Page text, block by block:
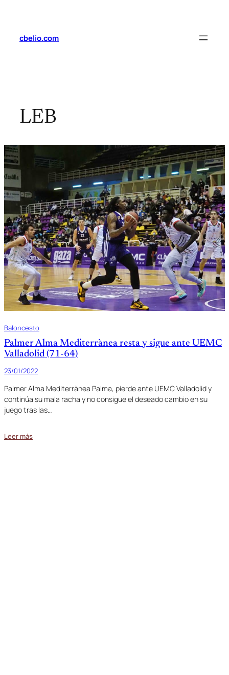
contenido
cbelio.com
LEB
Baloncesto
Palmer Alma Mediterrànea resta y sigue ante UEMC
Valladolid (71-64)
23/01/2022
Palmer Alma Mediterrànea Palma, pierde ante UEMC Valladolid y
continúa su mala racha y no consigue el deseado cambio en su
juego tras las…
Leer más